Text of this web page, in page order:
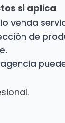
si aplica
venda
de